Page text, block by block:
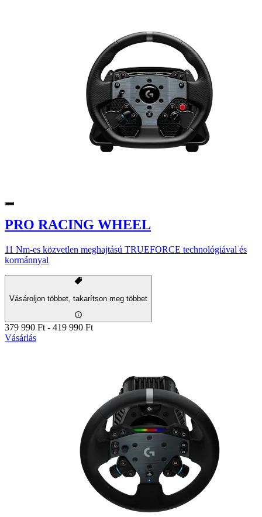
PRO RACING WHEEL
11 Nm-es közvetlen meghajtású TRUEFORCE technológiával és
kormánnyal
Vásároljon többet, takarítson meg többet
379 990 Ft - 419 990 Ft
Vásárlás